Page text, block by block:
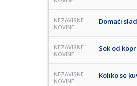
NEZAVISNE
NOVINE
Domaći
NEZAVISNE
NOVINE
Sok od
NEZAVISNE
NOVINE
Koliko se